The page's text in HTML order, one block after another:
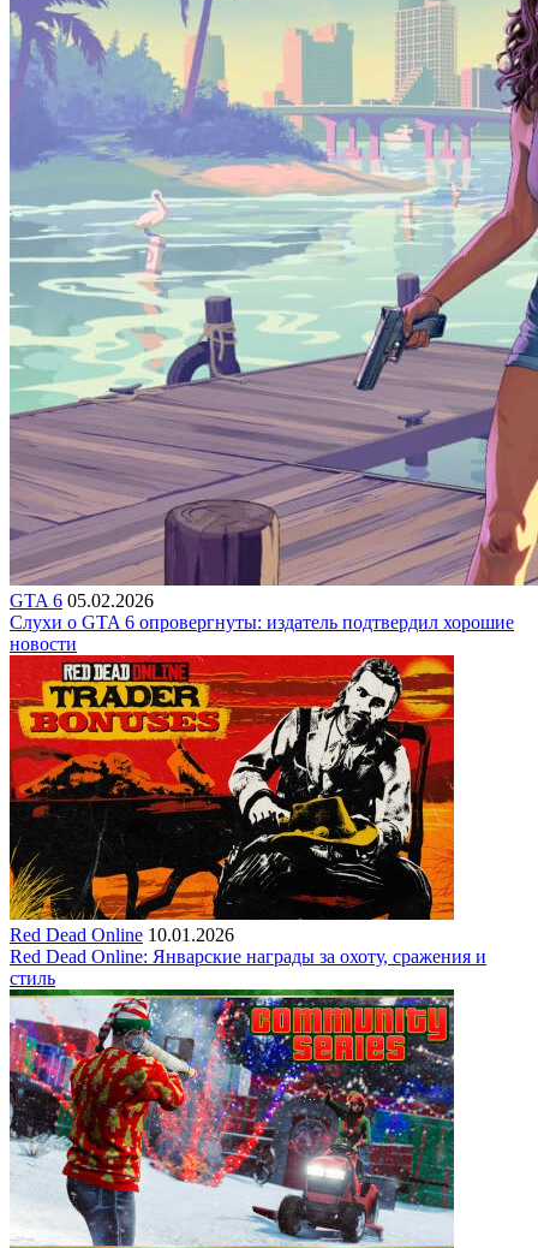
GTA 6 05.02.2026
Слухи о GTA 6 опровергнуты: издатель подтвердил хорошие
новости
Red Dead Online 10.01.2026
Red Dead Online: Январские награды за охоту, сражения и
стиль